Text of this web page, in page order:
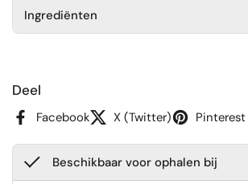
Ingrediënten
Deel
Facebook X (Twitter) Pinterest
Beschikbaar voor ophalen bij